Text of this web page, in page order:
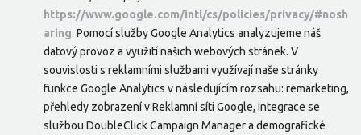
https://www.google.com/intl/cs/policies/privacy/#nosh
aring. Pomocí služby Google Analytics analyzujeme náš
datový provoz a využití našich webových stránek. V
souvislosti s reklamními službami využívají naše stránky
funkce Google Analytics v následujícím rozsahu: remarketing,
přehledy zobrazení v Reklamní síti Google, integrace se
službou DoubleClick Campaign Manager a demografické